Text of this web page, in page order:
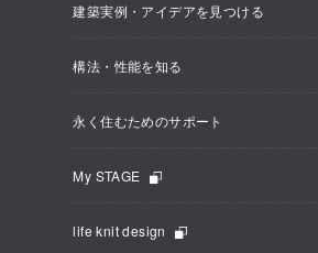
建築実例・アイデアを見つける
構法・性能を知る
永く住むためのサポート
My STAGE
life knit design